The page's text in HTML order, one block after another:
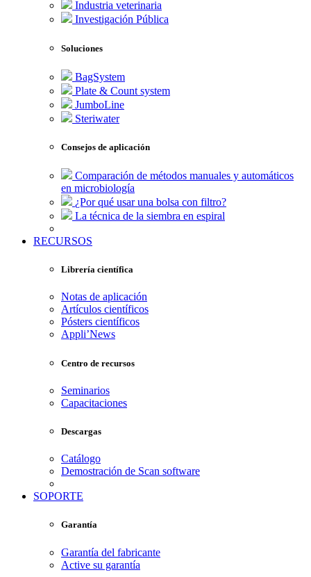
Industria veterinaria
Investigación Pública
Soluciones
BagSystem
Plate & Count system
JumboLine
Steriwater
Consejos de aplicación
Comparación de métodos manuales y automáticos
en microbiología
¿Por qué usar una bolsa con filtro?
La técnica de la siembra en espiral
RECURSOS
Librería científica
Notas de aplicación
Artículos científicos
Pósters científicos
Appli’News
Centro de recursos
Seminarios
Capacitaciones
Descargas
Catálogo
Demostración de Scan software
SOPORTE
Garantía
Garantía del fabricante
Active su garantía